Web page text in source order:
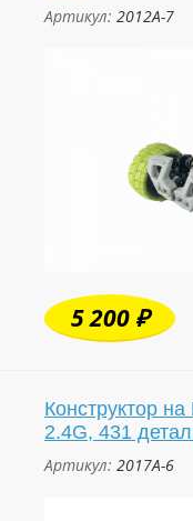
Артикул: 2012A-7
5 200 ₽
Конструктор
2.4G, 431
Артикул: 2017A-6